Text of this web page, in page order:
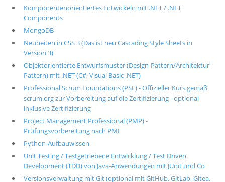
Komponentenorientiertes Entwickeln mit .NET / .NET
Components
MongoDB
Neuheiten in CSS 3 (Das ist neu Cascading Style Sheets in
Version 3)
Objektorientierte Entwurfsmuster (Design-Pattern/Architektur-
Pattern) mit .NET (C#, Visual Basic .NET)
Professional Scrum Foundations (PSF) - Offizieller Kurs gemäß
scrum.org zur Vorbereitung auf die Zertifizierung - optional
inklusive Zertifizierung
Project Management Professional (PMP) -
Prüfungsvorbereitung nach PMI
Python-Aufbauwissen
Unit Testing / Testgetriebene Entwicklung / Test Driven
Development (TDD) von Java-Anwendungen mit JUnit und Co
Versionsverwaltung mit Git (optional mit GitHub, GitLab, Gitea,